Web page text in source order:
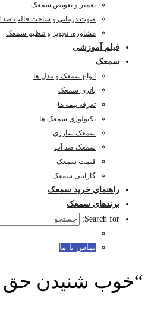
تعمیر و تعویض سمعک
صوت درمانی و ساخت قالب
مشاوره، تجویز و تنظیم سمعک
فیلم آموزشی
سمعک
انواع سمعک و مدل ها
باتری سمعک
تعرفه بیمه ها
تکنولوژی سمعک ها
سمعک شارژی
سمعک ضد آب
قیمت سمعک
گارانتی سمعک
راهنمای خرید سمعک
برندهای سمعک
Search for:
تماس با ما
“خوب شنیدن